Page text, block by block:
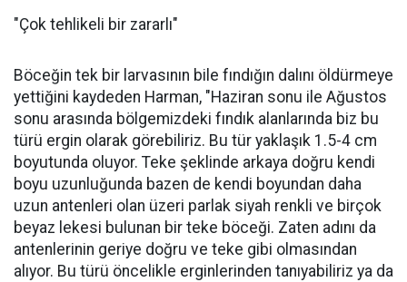
"Çok tehlikeli bir zararlı"
Böceğin tek bir larvasının bile fındığın dalını öldürmeye
yettiğini kaydeden Harman, "Haziran sonu ile Ağustos
sonu arasında bölgemizdeki fındık alanlarında biz bu
türü ergin olarak görebiliriz. Bu tür yaklaşık 1.5-4 cm
boyutunda oluyor. Teke şeklinde arkaya doğru kendi
boyu uzunluğunda bazen de kendi boyundan daha
uzun antenleri olan üzeri parlak siyah renkli ve birçok
beyaz lekesi bulunan bir teke böceği. Zaten adını da
antenlerinin geriye doğru ve teke gibi olmasından
alıyor. Bu türü öncelikle erginlerinden tanıyabiliriz ya da